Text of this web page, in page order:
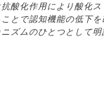
酸化作用により酸化
とで認知機能の低下
ズムのひとつとして明